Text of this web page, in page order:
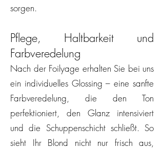
sorgen.
Pflege, Haltbarkeit und
Farbveredelung
Nach der Foilyage erhalten Sie bei uns
ein individuelles Glossing – eine sanfte
Farbveredelung, die den Ton
perfektioniert, den Glanz intensiviert
und die Schuppenschicht schließt. So
sieht Ihr Blond nicht nur frisch aus,